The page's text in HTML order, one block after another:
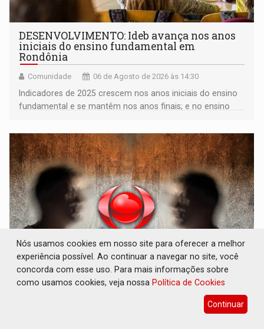
DESENVOLVIMENTO: Ideb avança nos anos
iniciais do ensino fundamental em
Rondônia
Comunidade 06 de Agosto de 2026 às 14:30
Indicadores de 2025 crescem nos anos iniciais do ensino
fundamental e se mantêm nos anos finais; e no ensino
VULGO 'UNIÃO': Chefe de facção criminosa é
preso durante operação policial
Nós usamos cookies em nosso site para oferecer a melhor
experiência possível. Ao continuar a navegar no site, você
concorda com esse uso. Para mais informações sobre
como usamos cookies, veja nossa Política de Cookies
Continuar